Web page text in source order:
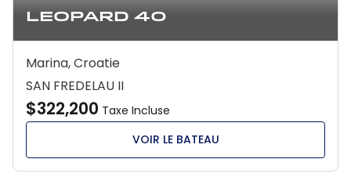
Leopard 40
Marina, Croatie
SAN FREDELAU II
$322,200 Taxe Incluse
VOIR LE BATEAU